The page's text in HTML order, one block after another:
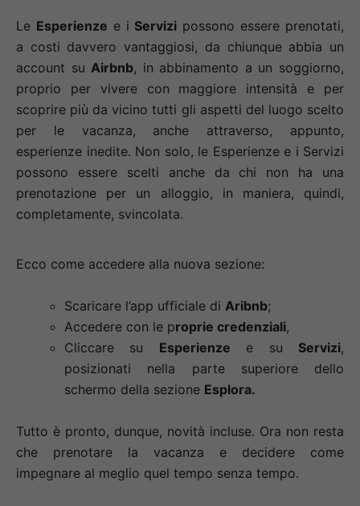
Le Esperienze e i Servizi possono essere prenotati,
a costi davvero vantaggiosi, da chiunque abbia un
account su Airbnb, in abbinamento a un soggiorno,
proprio per vivere con maggiore intensità e per
scoprire più da vicino tutti gli aspetti del luogo scelto
per le vacanza, anche attraverso, appunto,
esperienze inedite. Non solo, le Esperienze e i Servizi
possono essere scelti anche da chi non ha una
prenotazione per un alloggio, in maniera, quindi,
completamente, svincolata.
Ecco come accedere alla nuova sezione:
Scaricare l’app ufficiale di Aribnb;
Accedere con le proprie credenziali,
Cliccare su Esperienze e su Servizi,
posizionati nella parte superiore dello
schermo della sezione Esplora.
Tutto è pronto, dunque, novità incluse. Ora non resta
che prenotare la vacanza e decidere come
impegnare al meglio quel tempo senza tempo.